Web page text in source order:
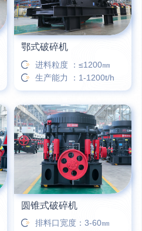
鄂式破碎机
进料粒度 ：≤1200㎜
生产能力 ：1-1200t/h
圆锥式破碎机
排料口宽度：3-60㎜